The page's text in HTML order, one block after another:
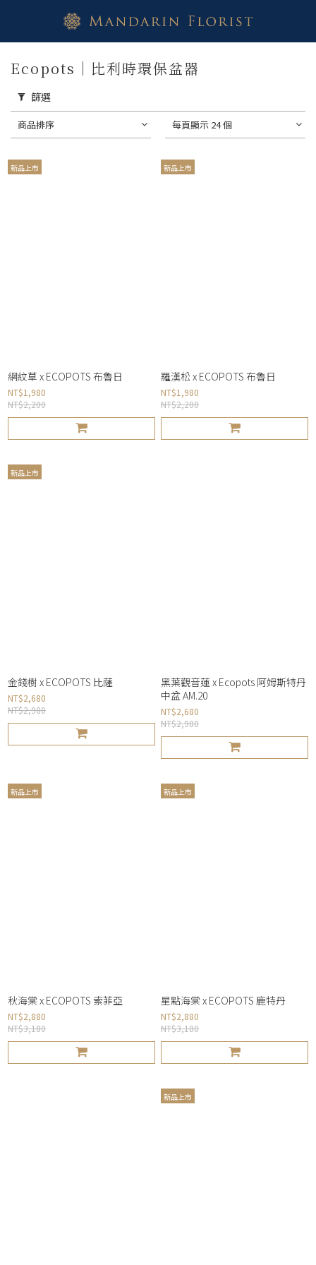
Ecopots｜比利時環保盆器
篩選
商品排序 每頁顯示 24 個
新品上市
網紋草 x ECOPOTS 布魯日
NT$1,980
NT$2,200
新品上市
羅漢松 x ECOPOTS 布魯日
NT$1,980
NT$2,200
新品上市
金錢樹 x ECOPOTS 比薩
NT$2,680
NT$2,980
黑葉觀音蓮 x Ecopots 阿姆斯特丹
中盆 AM.20
NT$2,680
NT$2,980
新品上市
秋海棠 x ECOPOTS 索菲亞
NT$2,880
NT$3,180
新品上市
星點海棠 x ECOPOTS 鹿特丹
NT$2,880
NT$3,180
新品上市